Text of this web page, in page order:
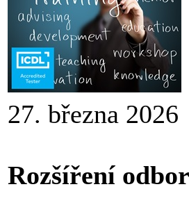
27. března 2026
Rozšíření